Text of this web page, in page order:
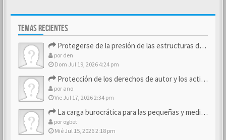
TEMAS RECIENTES
Protegerse de la presión de las estructuras de control
por den
Dom Jul 19, 2026 4:24 pm
Protección de los derechos de autor y los activos de marca
por ano
Vie Jul 17, 2026 2:34 pm
La carga burocrática para las pequeñas y medianas empresas
por ogbet
Mié Jul 15, 2026 2:18 pm